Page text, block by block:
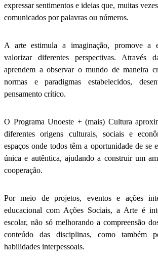
expressar sentimentos e ideias que, muitas
comunicados por palavras ou números.
A arte estimula a imaginação, promove a
valorizar diferentes perspectivas. Através
aprendem a observar o mundo de maneira
normas e paradigmas estabelecidos,
pensamento crítico.
O Programa Unoeste + (mais) Cultura
diferentes origens culturais, sociais e
espaços onde todos têm a oportunidade de se
única e autêntica, ajudando a construir um
cooperação.
Por meio de projetos, eventos e ações
educacional com Ações Sociais, a Arte é
escolar, não só melhorando a compreensão
conteúdo das disciplinas, como também
habilidades interpessoais.